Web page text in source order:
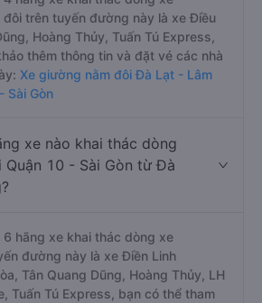
trên tuyến đường này là xe Điều
Hoàng Thủy, Tuấn Tú Express,
thêm thông tin và đặt vé các nhà
Xe giường nằm đôi Đà Lạt - Lâm
Sài Gòn
xe nào khai thác dòng
Quận 10 - Sài Gòn từ Đà
6 hãng xe khai thác dòng xe
đường này là xe Điền Linh
Tân Quang Dũng, Hoàng Thủy, LH
Tuấn Tú Express, bạn có thể tham